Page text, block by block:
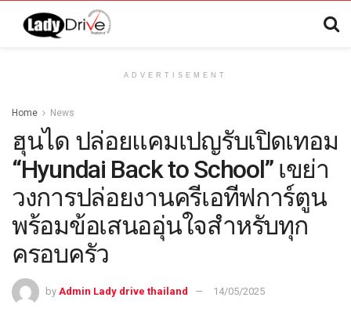
ADVERTISEMENT
Home News
ฮุนได ปล่อยแคมเปญรับเปิดเทอม
“Hyundai Back to School” เขย่า
วงการปล่อยงานครีเอทีฟการ์ตูน
พร้อมข้อเสนออุ่นใจสำหรับทุก
ครอบครัว
by Admin Lady drive thailand 14/05/2025